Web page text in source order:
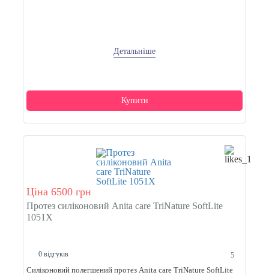
Детальніше
Купити
Ціна 6500 грн
Протез силіконовий Anita care TriNature SoftLite
1051X
0 відгуків 5
Силіконовий полегшений протез Anita care TriNature SoftLite